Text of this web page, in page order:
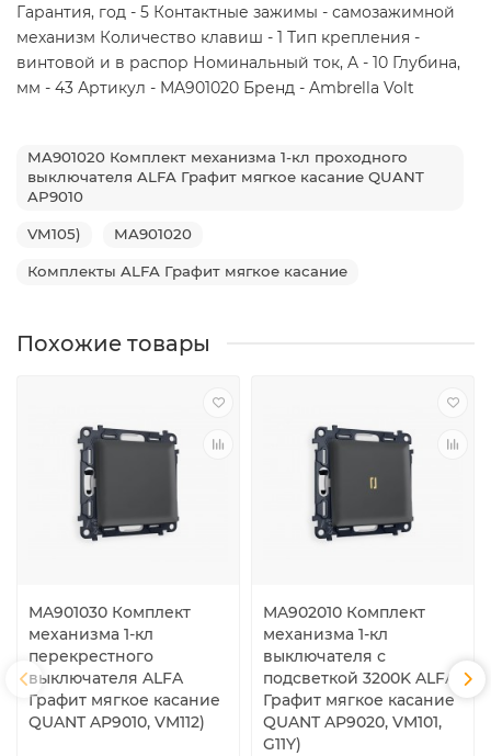
Гарантия, год - 5 Контактные зажимы - самозажимной
механизм Количество клавиш - 1 Тип крепления -
винтовой и в распор Номинальный ток, A - 10 Глубина,
мм - 43 Артикул - MA901020 Бренд - Ambrella Volt
MA901020 Комплект механизма 1-кл проходного
выключателя ALFA Графит мягкое касание QUANT
AP9010
VM105) MA901020
Комплекты ALFA Графит мягкое касание
Похожие товары
MA901030 Комплект
механизма 1-кл
перекрестного
выключателя ALFA
Графит мягкое касание
QUANT AP9010, VM112)
MA902010 Комплект
механизма 1-кл
выключателя с
подсветкой 3200K ALFA
Графит мягкое касание
QUANT AP9020, VM101,
G11Y)